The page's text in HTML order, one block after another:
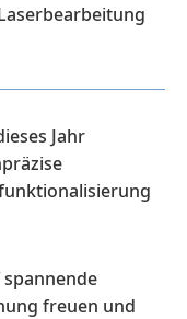
Jahr
freuen und